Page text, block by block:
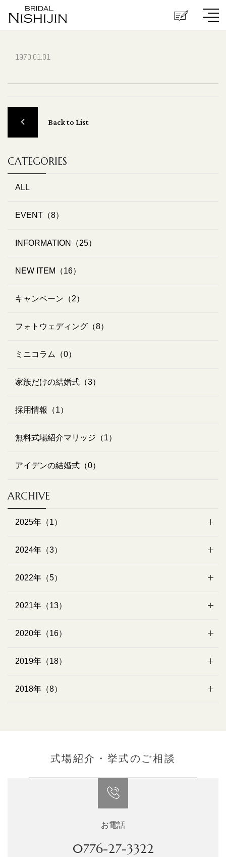
1970.01.01
Back to List
CATEGORIES
ALL
EVENT（8）
INFORMATION（25）
NEW ITEM（16）
キャンペーン（2）
フォトウェディング（8）
ミニコラム（0）
家族だけの結婚式（3）
採用情報（1）
無料式場紹介マリッジ（1）
アイデンの結婚式（0）
ARCHIVE
2025年（1）
2024年（3）
2022年（5）
2021年（13）
2020年（16）
2019年（18）
2018年（8）
式場紹介・挙式のご相談
お電話
0776-27-3322